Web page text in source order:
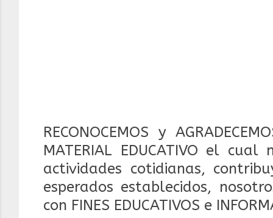
RECONOCEMOS y
MATERIAL EDUCATIVO el
actividades cotidianas,
esperados establecidos,
con FINES EDUCATIVOS e